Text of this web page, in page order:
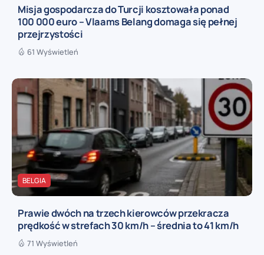
Misja gospodarcza do Turcji kosztowała ponad
100 000 euro – Vlaams Belang domaga się pełnej
przejrzystości
61 Wyświetleń
BELGIA
Prawie dwóch na trzech kierowców przekracza
prędkość w strefach 30 km/h – średnia to 41 km/h
71 Wyświetleń